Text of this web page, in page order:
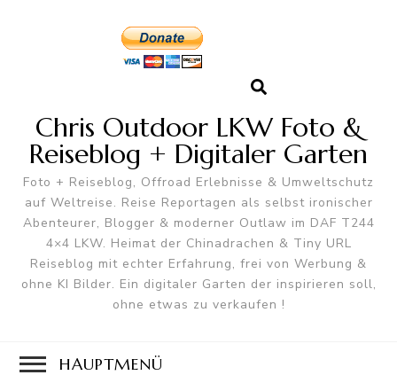
Chris Outdoor LKW Foto &
Reiseblog + Digitaler Garten
Foto + Reiseblog, Offroad Erlebnisse & Umweltschutz
auf Weltreise. Reise Reportagen als selbst ironischer
Abenteurer, Blogger & moderner Outlaw im DAF T244
4×4 LKW. Heimat der Chinadrachen & Tiny URL
Reiseblog mit echter Erfahrung, frei von Werbung &
ohne KI Bilder. Ein digitaler Garten der inspirieren soll,
ohne etwas zu verkaufen !
HAUPTMENÜ